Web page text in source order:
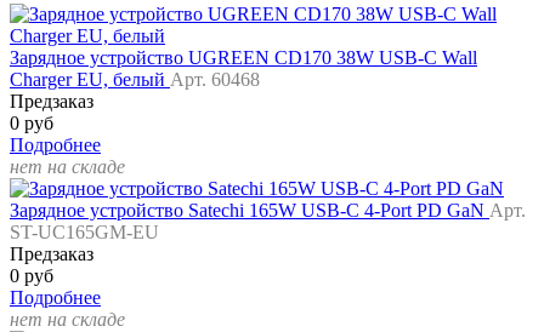
Зарядное устройство UGREEN CD170 38W USB-C Wall
Charger EU, белый Арт. 60468
Предзаказ
0 руб
Подробнее
нет на складе
Зарядное устройство Satechi 165W USB-C 4-Port PD GaN Арт.
ST-UC165GM-EU
Предзаказ
0 руб
Подробнее
нет на складе